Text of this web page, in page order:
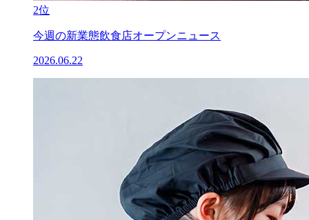
2位
今週の新業態飲食店オープンニュース
2026.06.22